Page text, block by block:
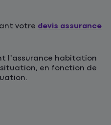
votre devis assurance
l’assurance habitation
en fonction de